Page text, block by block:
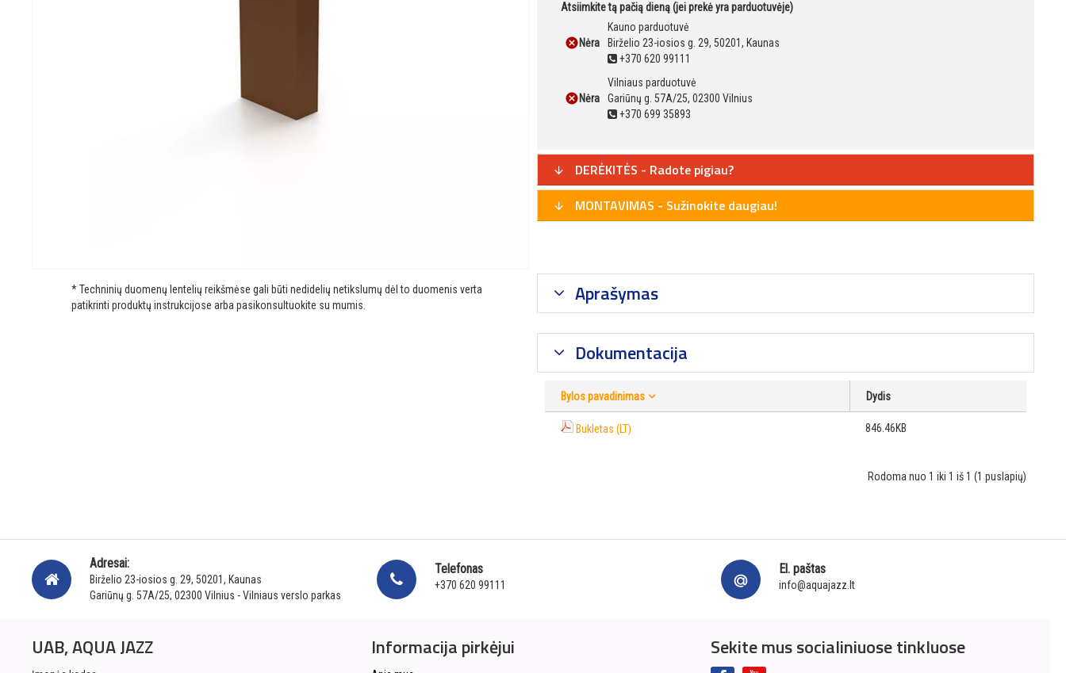
Atsiimkite tą pačią dieną (jei prekė yra parduotuvėje)
Nėra
Kauno parduotuvė
Birželio 23-iosios g. 29, 50201, Kaunas
+370 620 99111
Nėra
Vilniaus parduotuvė
Gariūnų g. 57A/25, 02300 Vilnius
+370 699 35893
DERĖKITĖS - Radote pigiau?
MONTAVIMAS - Sužinokite daugiau!
* Techninių duomenų lentelių reikšmėse gali būti nedidelių netikslumų dėl to duomenis verta
patikrinti produktų instrukcijose arba pasikonsultuokite su mumis.
Aprašymas
Dokumentacija
Bylos pavadinimas Dydis
Bukletas (LT) 846.46KB
Rodoma nuo 1 iki 1 iš 1 (1 puslapių)
Adresai:
Birželio 23-iosios g. 29, 50201, Kaunas
Gariūnų g. 57A/25, 02300 Vilnius - Vilniaus verslo parkas
Telefonas
+370 620 99111
El. paštas
info@aquajazz.lt
UAB, AQUA JAZZ Informacija pirkėjui Sekite mus socialiniuose tinkluose